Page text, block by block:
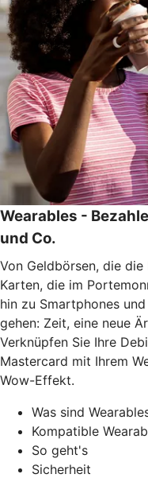
Wearables -
und Co.
Von Geldbörsen, die
Karten, die im
hin zu Smartphones
gehen: Zeit, eine neue
Verknüpfen Sie Ihre
Mastercard mit Ihrem
Wow-Effekt.
Was sind
Kompatible
So geht's
Sicherheit